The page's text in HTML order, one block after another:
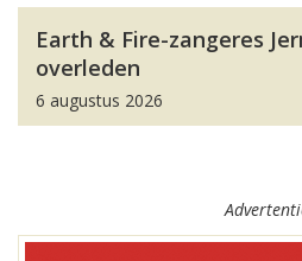
Earth & Fire-zangeres
overleden
6 augustus 2026